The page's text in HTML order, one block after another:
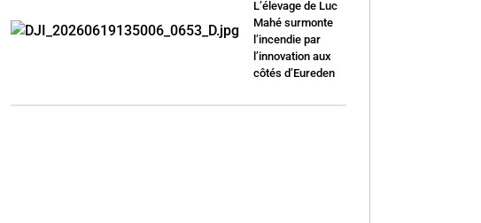
L’élevage de Luc
Mahé surmonte
l’incendie par
l’innovation aux
côtés d’Eureden